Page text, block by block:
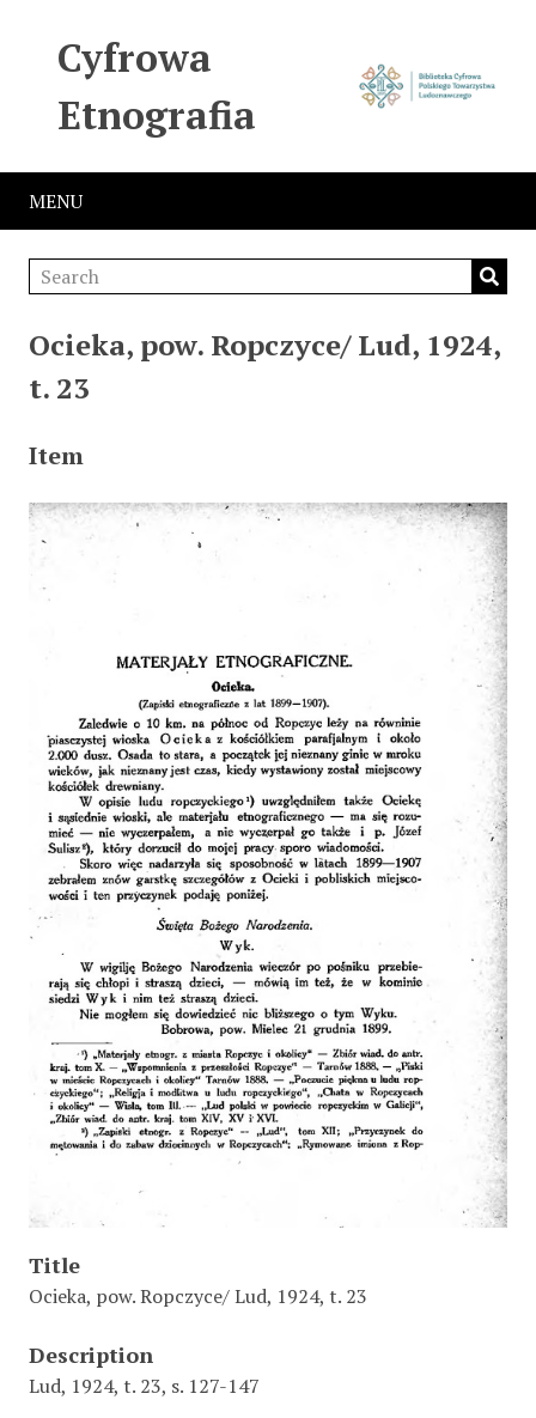
Cyfrowa
Etnografia
MENU
Ocieka, pow. Ropczyce/ Lud, 1924,
t. 23
Item
Title
Ocieka, pow. Ropczyce/ Lud, 1924, t. 23
Description
Lud, 1924, t. 23, s. 127-147